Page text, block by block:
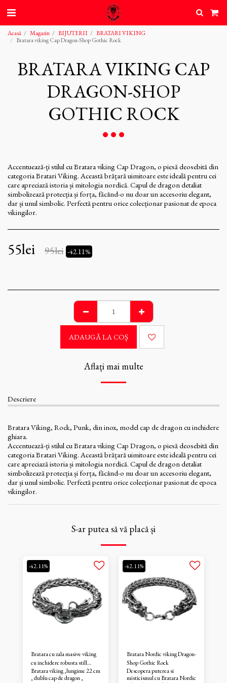
Acasă Magazin BIJUTERII
BRATARI VIKING
Bratara viking Cap Dragon-Shop Gothic Rock
BRATARA VIKING CAP
DRAGON-SHOP
GOTHIC ROCK
Accentuează-ți stilul cu Bratara viking Cap Dragon, o piesă deosebită din
categoria Bratari Viking. Această brățară uimitoare este ideală pentru cei
care apreciază istoria și mitologia nordică. Capul de dragon detaliat
simbolizează protecția și forța, făcând-o nu doar un accesoriu elegant,
dar și unul simbolic. Perfectă pentru orice colecționar pasionat de epoca
vikingilor.
55lei 95lei -42.11%
ADAUGĂ LA COŞ
Aflați mai multe
Descriere
Bratara Viking, Rock, Punk, din inox, model cap de dragon cu inchidere
ghiara.
Accentuează-ți stilul cu Bratara viking Cap Dragon, o piesă deosebită din
categoria Bratari Viking. Această brățară uimitoare este ideală pentru cei
care apreciază istoria și mitologia nordică. Capul de dragon detaliat
simbolizează protecția și forța, făcând-o nu doar un accesoriu elegant,
dar și unul simbolic. Perfectă pentru orice colecționar pasionat de epoca
vikingilor.
S-ar putea să vă placă și
-42.11%
Bratara cu zala masive viking
cu inchidere robusta still
biker/streetwear
Bratara viking ,lungime 22 cm
, dublu cap de dragon ,
-42.11%
Bratara Nordic viking Dragon-
Shop Gothic Rock
Descopera puterea si
misticismul cu Bratara Nordic